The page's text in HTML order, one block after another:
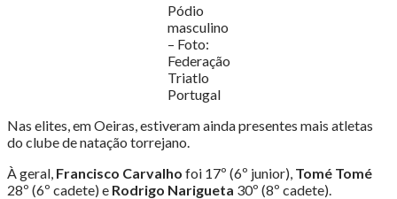
Pódio
masculino
– Foto:
Federação
Triatlo
Portugal
Nas elites, em Oeiras, estiveram ainda presentes mais atletas
do clube de natação torrejano.
À geral, Francisco Carvalho foi 17º (6º junior), Tomé Tomé
28º (6º cadete) e Rodrigo Narigueta 30º (8º cadete).